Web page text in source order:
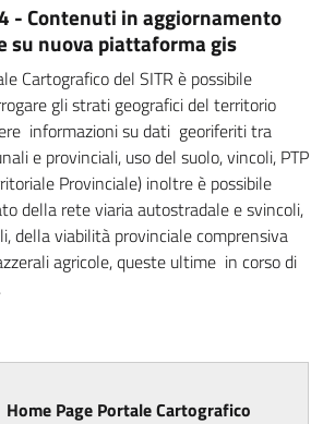
Contenuti in aggiornamento
su nuova piattaforma gis
Cartografico del SITR è possibile
gli strati geografici del territorio
informazioni su dati georiferiti tra
e provinciali, uso del suolo, vincoli, PTP
Provinciale) inoltre è possibile
della rete viaria autostradale e svincoli,
della viabilità provinciale comprensiva
agricole, queste ultime in corso di
Home Page Portale Cartografico